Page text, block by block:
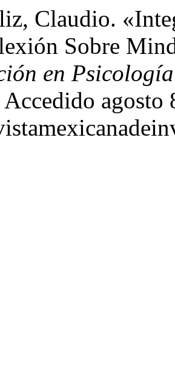
Claudio.
Sobre
en Psicología
agosto